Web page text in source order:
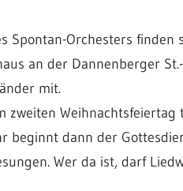
Spontan-Orchesters finden
an der Dannenberger
mit.
zweiten
beginnt dann der
Wer da ist, darf